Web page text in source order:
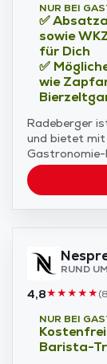
NUR BEI
✅
sowie
für Dich
✅
wie
Radeberger
und bietet
Gastronomie-
RUND
4,8★★★★★(8
NUR BEI
Barista-